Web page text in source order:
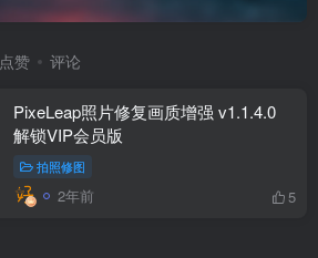
点赞 评论
PixeLeap照片修复画质增强 v1.1.4.0
解锁VIP会员版
拍照修图
2年前 5